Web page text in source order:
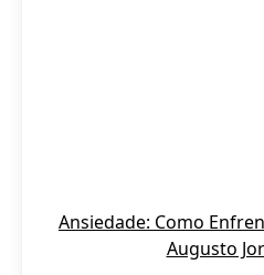
Ansiedade: Como
Augusto